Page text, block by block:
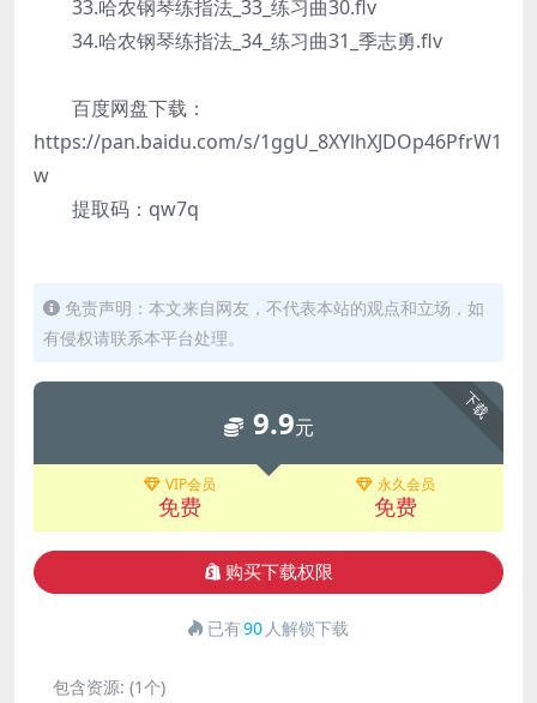
33.哈农钢琴练指法_33_练习曲30.flv
34.哈农钢琴练指法_34_练习曲31_季志勇.flv
百度网盘下载：
https://pan.baidu.com/s/1ggU_8XYlhXJDOp46PfrW1
w
提取码：qw7q
免责声明：本文来自网友，不代表本站的观点和立场，如
有侵权请联系本平台处理。
下载
9.9元
VIP会员
免费
永久会员
免费
购买下载权限
已有90 人解锁下载
包含资源: (1个)